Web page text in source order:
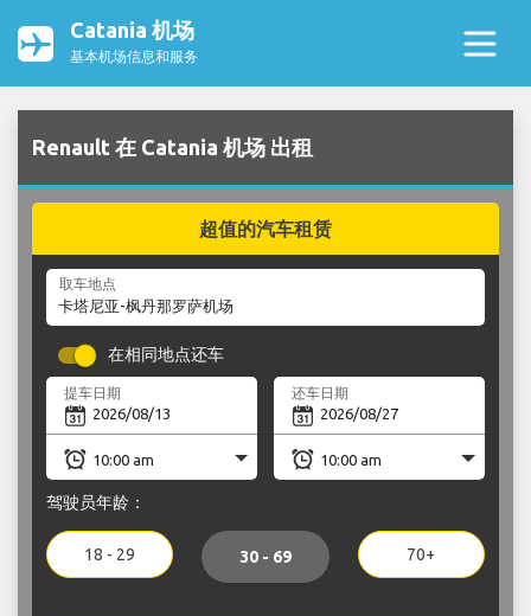
Catania 机场
基本机场信息和服务
Renault 在 Catania 机场 出租
超值的汽车租赁
取车地点
在相同地点还车
提车日期 还车日期
驾驶员年龄：
18 - 29 30 - 69 70+